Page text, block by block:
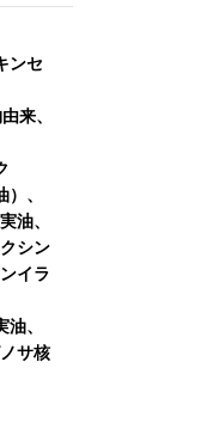
ンセ
来、
、
油、
シン
イラ
、
サ核